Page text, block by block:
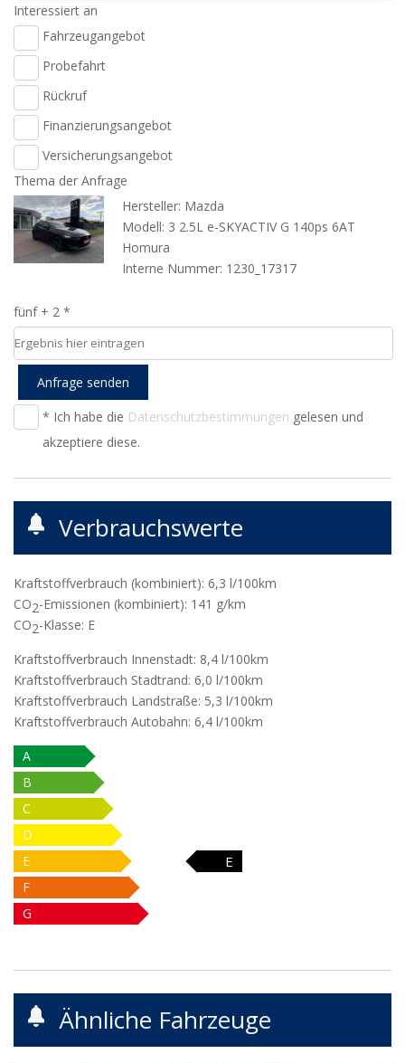
Interessiert an
Fahrzeugangebot
Probefahrt
Rückruf
Finanzierungsangebot
Versicherungsangebot
Thema der Anfrage
Hersteller: Mazda
Modell: 3 2.5L e-SKYACTIV G 140ps 6AT
Homura
Interne Nummer: 1230_17317
fünf + 2 *
Anfrage senden
* Ich habe die Datenschutzbestimmungen gelesen und
akzeptiere diese.
Verbrauchswerte
Kraftstoffverbrauch (kombiniert): 6,3 l/100km
CO2-Emissionen (kombiniert): 141 g/km
CO2-Klasse: E
Kraftstoffverbrauch Innenstadt: 8,4 l/100km
Kraftstoffverbrauch Stadtrand: 6,0 l/100km
Kraftstoffverbrauch Landstraße: 5,3 l/100km
Kraftstoffverbrauch Autobahn: 6,4 l/100km
A
B
C
D
E
E
F
G
Ähnliche Fahrzeuge